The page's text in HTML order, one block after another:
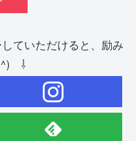
ていただけると、励み
⇩